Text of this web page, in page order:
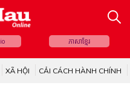
ភាសាខ្មែរ
XÃ HỘI CẢI CÁCH HÀNH CHÍNH